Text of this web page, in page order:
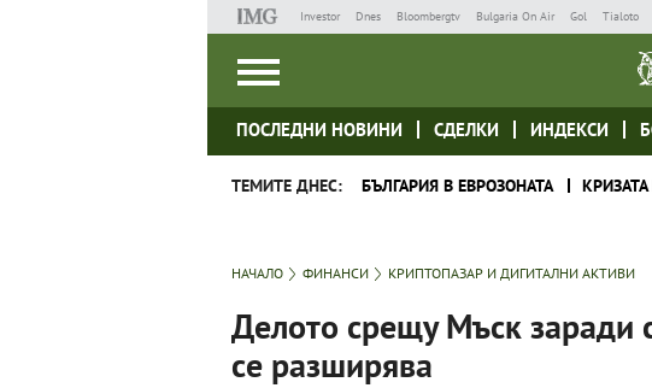
Investor Dnes Bloombergtv Bulgaria On Air Gol Tialoto
ПОСЛЕДНИ НОВИНИ СДЕЛКИ ИНДЕКСИ
ТЕМИТЕ ДНЕС: БЪЛГАРИЯ В ЕВРОЗОНАТА
НАЧАЛО ФИНАНСИ КРИПТОПАЗАР И ДИГИТАЛНИ АКТИВИ
Делото срещу Мъск заради
се разширява